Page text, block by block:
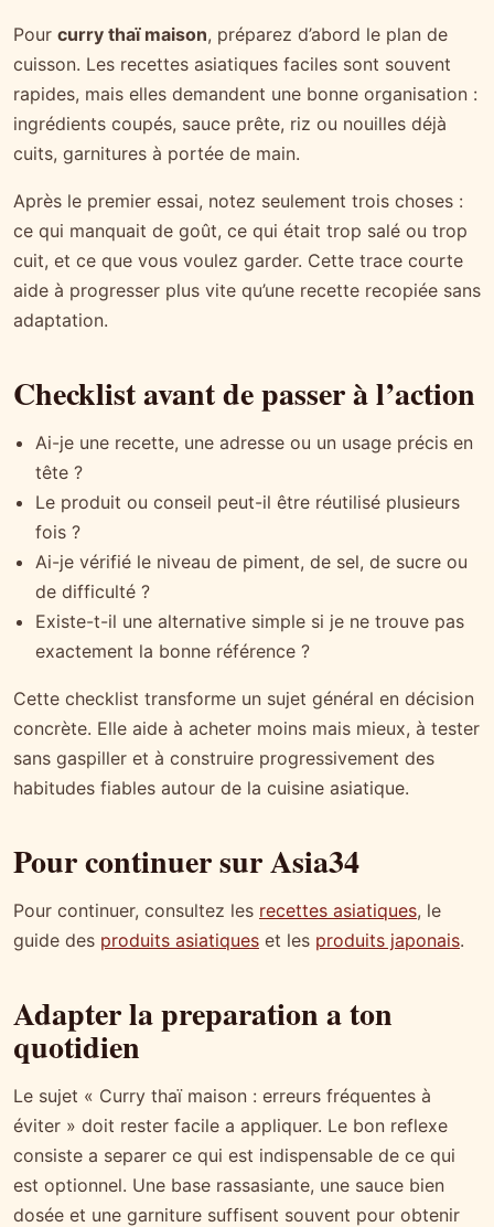
Pour curry thaï maison, préparez d’abord le plan de
cuisson. Les recettes asiatiques faciles sont souvent
rapides, mais elles demandent une bonne organisation :
ingrédients coupés, sauce prête, riz ou nouilles déjà
cuits, garnitures à portée de main.
Après le premier essai, notez seulement trois choses :
ce qui manquait de goût, ce qui était trop salé ou trop
cuit, et ce que vous voulez garder. Cette trace courte
aide à progresser plus vite qu’une recette recopiée sans
adaptation.
Checklist avant de passer à l’action
Ai-je une recette, une adresse ou un usage précis en
tête ?
Le produit ou conseil peut-il être réutilisé plusieurs
fois ?
Ai-je vérifié le niveau de piment, de sel, de sucre ou
de difficulté ?
Existe-t-il une alternative simple si je ne trouve pas
exactement la bonne référence ?
Cette checklist transforme un sujet général en décision
concrète. Elle aide à acheter moins mais mieux, à tester
sans gaspiller et à construire progressivement des
habitudes fiables autour de la cuisine asiatique.
Pour continuer sur Asia34
Pour continuer, consultez les recettes asiatiques, le
guide des produits asiatiques et les produits japonais.
Adapter la preparation a ton
quotidien
Le sujet « Curry thaï maison : erreurs fréquentes à
éviter » doit rester facile a appliquer. Le bon reflexe
consiste a separer ce qui est indispensable de ce qui
est optionnel. Une base rassasiante, une sauce bien
dosée et une garniture suffisent souvent pour obtenir